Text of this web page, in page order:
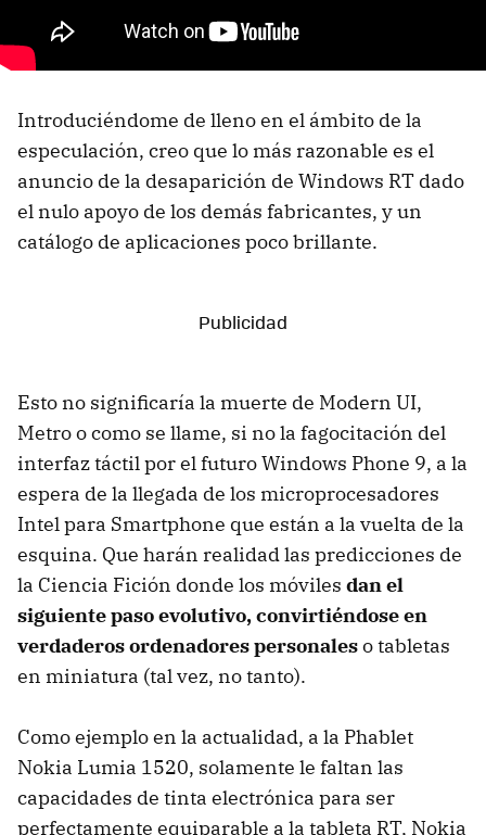
Introduciéndome de lleno en el ámbito de la
especulación, creo que lo más razonable es el
anuncio de la desaparición de Windows RT dado
el nulo apoyo de los demás fabricantes, y un
catálogo de aplicaciones poco brillante.
Esto no significaría la muerte de Modern UI,
Metro o como se llame, si no la fagocitación del
interfaz táctil por el futuro Windows Phone 9, a la
espera de la llegada de los microprocesadores
Intel para Smartphone que están a la vuelta de la
esquina. Que harán realidad las predicciones de
la Ciencia Fición donde los móviles dan el
siguiente paso evolutivo, convirtiéndose en
verdaderos ordenadores personaleso tabletas
en miniatura (tal vez, no tanto).
Como ejemplo en la actualidad, a la Phablet
Nokia Lumia 1520, solamente le faltan las
capacidades de tinta electrónica para ser
perfectamente equiparable a la tableta RT, Nokia